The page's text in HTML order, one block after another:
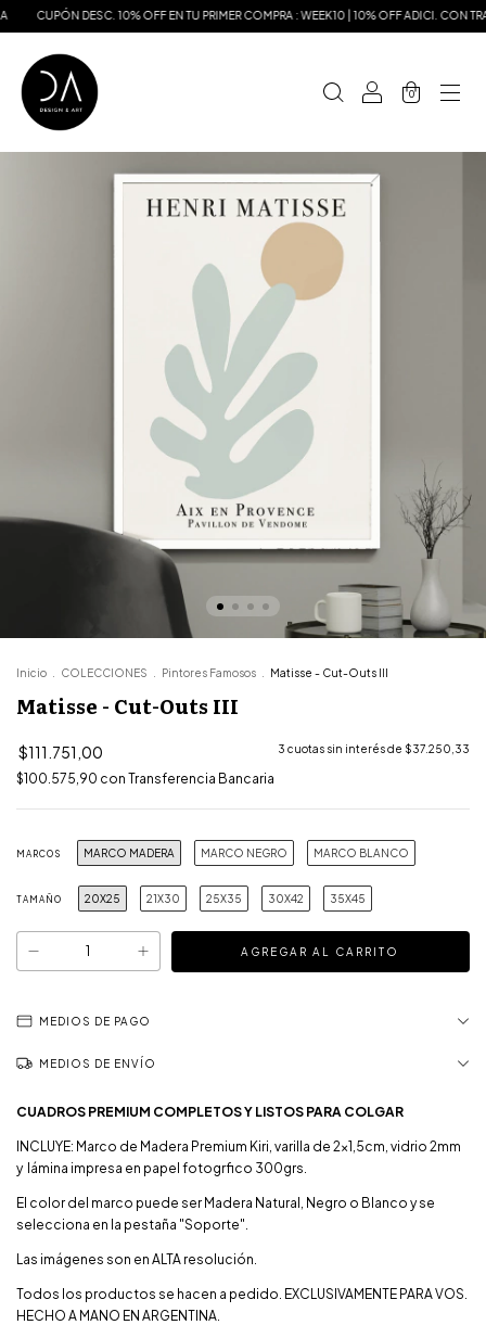
CUPÓN DESC. 10% OFF EN TU PRIMER COMPRA : WEEK10 | 10% OFF ADICI. CON
0
Inicio COLECCIONES Pintores Famosos Matisse - Cut-Outs III
Matisse - Cut-Outs III
$111.751,00 3 cuotas sin interés de $37.250,33
$100.575,90 con Transferencia Bancaria
MARCOS MARCO MADERA MARCO NEGRO MARCO BLANCO
TAMAÑO 20X25 21X30 25X35 30X42 35X45
MEDIOS DE PAGO
MEDIOS DE ENVÍO
CUADROS PREMIUM COMPLETOS Y LISTOS PARA COLGAR
INCLUYE: Marco de Madera Premium Kiri, varilla de 2x1,5cm, vidrio 2mm
y lámina impresa en papel fotogrfico 300grs.
El color del marco puede ser Madera Natural, Negro o Blanco y se
selecciona en la pestaña "Soporte".
Las imágenes son en ALTA resolución.
Todos los productos se hacen a pedido. EXCLUSIVAMENTE PARA VOS.
HECHO A MANO EN ARGENTINA.